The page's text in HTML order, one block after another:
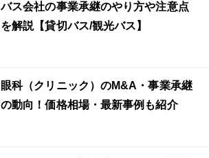
バス会社の事業承継のやり方や注意点
を解説【貸切バス/観光バス】
眼科（クリニック）のM&A・事業承継
の動向！価格相場・最新事例も紹介